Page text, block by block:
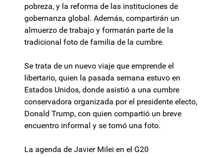
pobreza, y la reforma de las instituciones de
gobernanza global. Además, compartirán un
almuerzo de trabajo y formarán parte de la
tradicional foto de familia de la cumbre.
Se trata de un nuevo viaje que emprende el
libertario, quien la pasada semana estuvo en
Estados Unidos, donde asistió a una cumbre
conservadora organizada por el presidente electo,
Donald Trump, con quien compartió un breve
encuentro informal y se tomó una foto.
La agenda de Javier Milei en el G20